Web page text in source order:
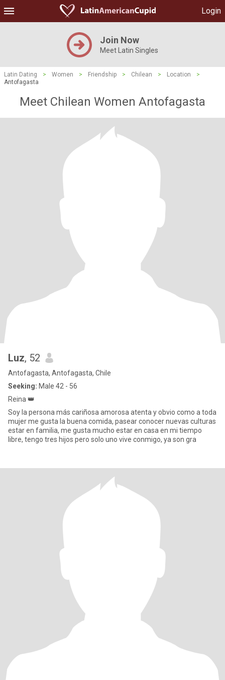
Login
Join Now
Meet Latin Singles
Latin Dating > Women > Friendship > Chilean > Location
>
Antofagasta
Meet Chilean Women Antofagasta
Luz, 52
Antofagasta, Antofagasta, Chile
Seeking: Male 42 - 56
Reina 👑
Soy la persona más cariñosa amorosa atenta y obvio como a toda
mujer me gusta la buena comida, pasear conocer nuevas culturas
estar en familia, me gusta mucho estar en casa en mi tiempo
libre, tengo tres hijos pero solo uno vive conmigo, ya son gra